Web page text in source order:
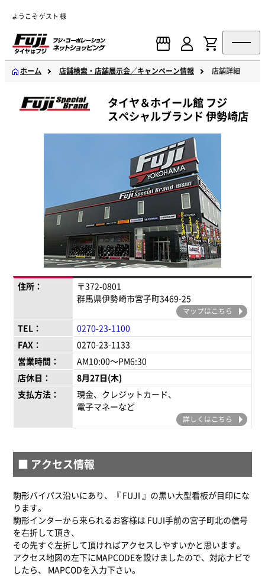
ようこそ ゲスト 様
ホーム 店舗検索・店舗展示会／キャンペーン情報 店舗詳細
タイヤ＆ホイール館 フジ
スペシャルブランド 伊勢崎店
住所：
〒372-0801
群馬県伊勢崎市宮子町3469-25
マップはこちら
TEL：
0270-23-1100
FAX：
0270-23-1133
営業時間：
AM10:00～PM6:30
店休日：
支払方法：
現金、クレジットカード、
電子マネーなど
詳しくはこちら
■ アクセス情報
駒形バイパス沿いにあり、『 FUJI 』の黒い大型看板が目印にな
ります。
駒形インターから来られるお客様は FUJI手前の宮子町北の信号
を右折して頂き、
その先すぐ左折して頂ければアクセスしやすいかと思います。
アクセス地図の左下にMAPCODEを設けましたので、対応ナビで
したら、 MAPCODを入力下さい。